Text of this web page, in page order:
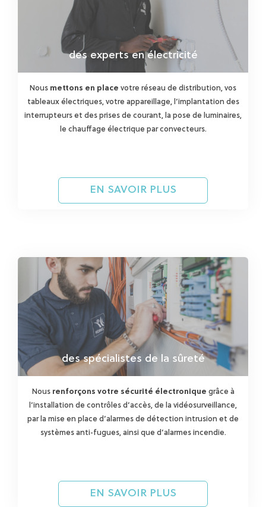
des experts en électricité
Nous mettons en place votre réseau de distribution, vos
tableaux électriques, votre appareillage, l’implantation des
interrupteurs et des prises de courant, la pose de luminaires,
le chauffage électrique par convecteurs.
EN SAVOIR PLUS
des spécialistes de la sûreté
Nous renforçons votre sécurité électronique grâce à
l’installation de contrôles d’accès, de la vidéosurveillance,
par la mise en place d’alarmes de détection intrusion et de
systèmes anti-fugues, ainsi que d’alarmes incendie.
EN SAVOIR PLUS